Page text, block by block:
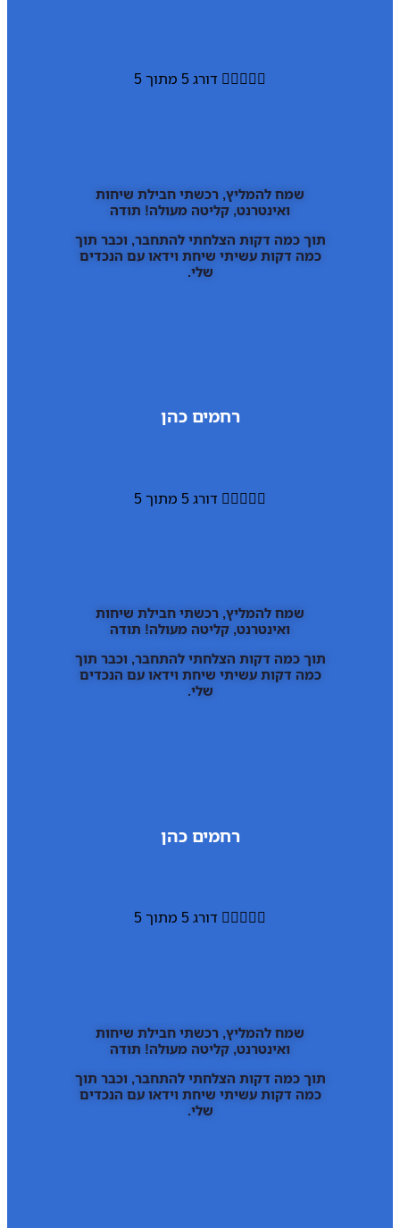
 דורג 5 מתוך 5
שמח להמליץ, רכשתי חבילת שיחות
ואינטרנט, קליטה מעולה! תודה
תוך כמה דקות הצלחתי להתחבר, וכבר תוך
כמה דקות עשיתי שיחת וידאו עם הנכדים
שלי.
רחמים כהן
 דורג 5 מתוך 5
שמח להמליץ, רכשתי חבילת שיחות
ואינטרנט, קליטה מעולה! תודה
תוך כמה דקות הצלחתי להתחבר, וכבר תוך
כמה דקות עשיתי שיחת וידאו עם הנכדים
שלי.
רחמים כהן
 דורג 5 מתוך 5
שמח להמליץ, רכשתי חבילת שיחות
ואינטרנט, קליטה מעולה! תודה
תוך כמה דקות הצלחתי להתחבר, וכבר תוך
כמה דקות עשיתי שיחת וידאו עם הנכדים
שלי.